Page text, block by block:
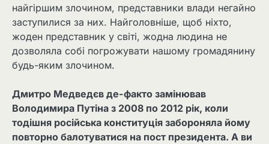
найгіршим злочином, представники влади негайно
заступилися за них. Найголовніше, щоб ніхто,
жоден представник у світі, жодна людина не
дозволяла собі погрожувати нашому громадянину
будь-яким злочином.
Дмитро Медведєв де-факто замінював
Володимира Путіна з 2008 по 2012 рік, коли
тодішня російська конституція забороняла йому
повторно балотуватися на пост президента. А ви